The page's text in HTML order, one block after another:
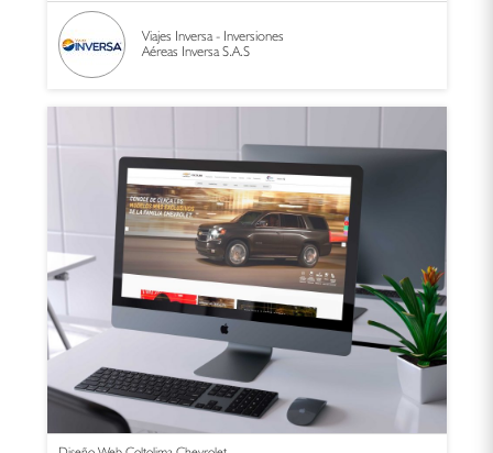
Viajes Inversa - Inversiones
Aéreas Inversa S.A.S